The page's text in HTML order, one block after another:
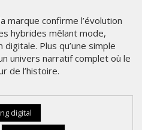
marque confirme l’évolution
hybrides mêlant mode,
Plus qu’une simple
univers narratif complet où le
de l’histoire.
digital